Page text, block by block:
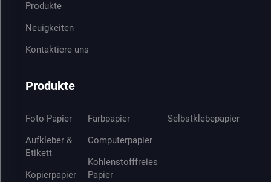
Produkte
Neuigkeiten
Kontaktiere uns
Produkte
Foto Papier
Aufkleber &
Etikett
Kopierpapier
Farbpapier
Computerpapier
Kohlenstofffreies
Papier
Selbstklebepapier